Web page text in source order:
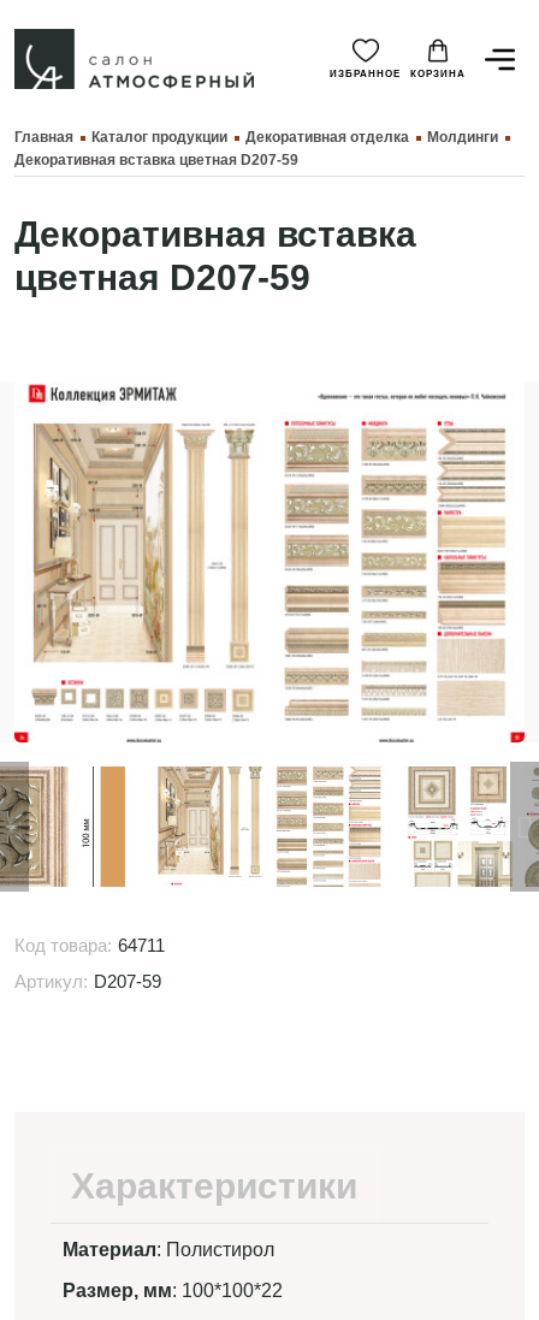
ИЗБРАННОЕ КОРЗИНА
Главная Каталог продукции Декоративная отделка
Молдинги
Декоративная вставка цветная D207-59
Декоративная вставка
цветная D207-59
Код товара: 64711
Артикул: D207-59
Характеристики
Материал: Полистирол
Размер, мм: 100*100*22